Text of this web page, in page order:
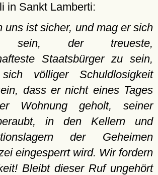
in Sankt Lamberti:
uns ist sicher, und mag er sich
sein, der treueste,
Staatsbürger zu sein,
völliger Schuldlosigkeit
dass er nicht eines Tages
Wohnung geholt, seiner
in den Kellern und
der Geheimen
eingesperrt wird. Wir fordern
Bleibt dieser Ruf ungehört